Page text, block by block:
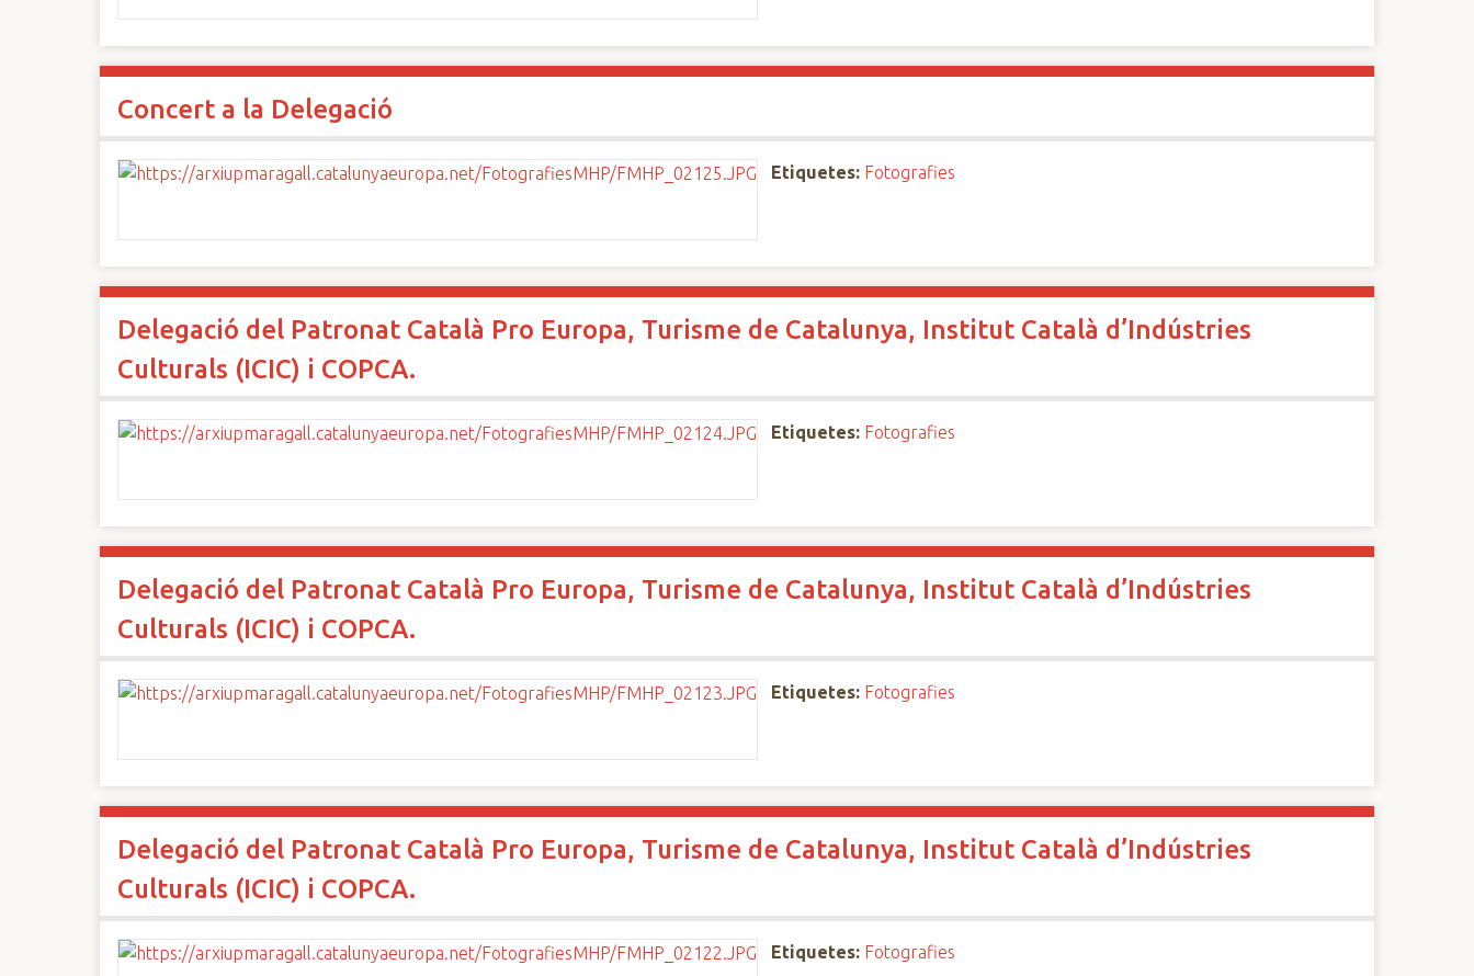
Concert a la Delegació
Etiquetes: Fotografies
Delegació del Patronat Català Pro Europa, Turisme de Catalunya, Institut Català d’Indústries
Culturals (ICIC) i COPCA.
Etiquetes: Fotografies
Delegació del Patronat Català Pro Europa, Turisme de Catalunya, Institut Català d’Indústries
Culturals (ICIC) i COPCA.
Etiquetes: Fotografies
Delegació del Patronat Català Pro Europa, Turisme de Catalunya, Institut Català d’Indústries
Culturals (ICIC) i COPCA.
Etiquetes: Fotografies